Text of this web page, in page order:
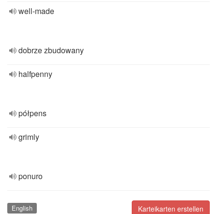
well-made
dobrze zbudowany
halfpenny
półpens
grimly
ponuro
Karteikarten erstellen
English